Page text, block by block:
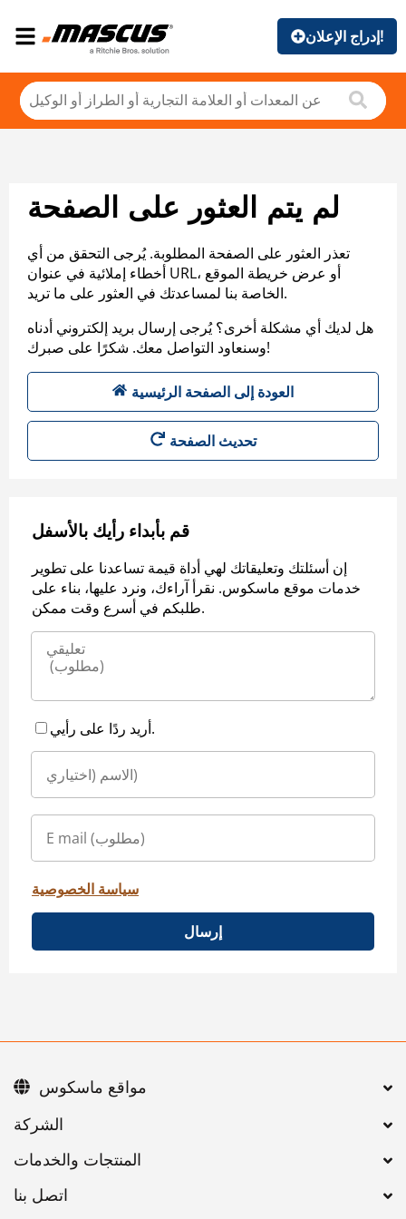
إدراج الإعلان!
لم يتم العثور على الصفحة
تعذر العثور على الصفحة المطلوبة. يُرجى التحقق من أي
أخطاء إملائية في عنوان URL، أو عرض خريطة الموقع
الخاصة بنا لمساعدتك في العثور على ما تريد.
هل لديك أي مشكلة أخرى؟ يُرجى إرسال بريد إلكتروني أدناه
وسنعاود التواصل معك. شكرًا على صبرك!
العودة إلى الصفحة الرئيسية
تحديث الصفحة
قم بأبداء رأيك بالأسفل
إن أسئلتك وتعليقاتك لهي أداة قيمة تساعدنا على تطوير
خدمات موقع ماسكوس. نقرأ آراءك، ونرد عليها، بناء على
طلبكم في أسرع وقت ممكن.
أريد ردًا على رأيي.
سياسة الخصوصية
إرسال
اتصل بنا
مواقع ماسكوس